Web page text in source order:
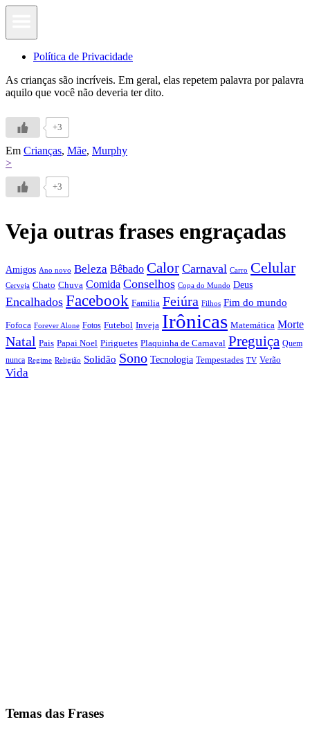
Política de Privacidade
As crianças são incríveis. Em geral, elas repetem palavra por palavra
aquilo que você não deveria ter dito.
+3
Em Crianças, Mãe, Murphy
>
+3
Veja outras frases engraçadas
Amigos Ano novo Beleza Bêbado Calor Carnaval Carro Celular
Cerveja Chato Chuva Comida Conselhos Copa do Mundo Deus
Encalhados Facebook Familia Feiúra Filhos Fim do mundo
Fofoca Forever Alone Fotos Futebol Inveja Irônicas Matemática Morte
Natal Pais Papai Noel Piriguetes Plaquinha de Carnaval Preguiça Quem
nunca Regime Religião Solidão Sono Tecnologia Tempestades TV Verão
Vida
Temas das Frases